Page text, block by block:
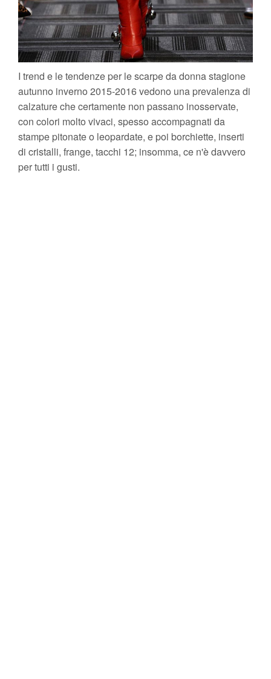
I trend e le tendenze per le scarpe da donna stagione
autunno inverno 2015-2016 vedono una prevalenza di
calzature che certamente non passano inosservate,
con colori molto vivaci, spesso accompagnati da
stampe pitonate o leopardate, e poi borchiette, inserti
di cristalli, frange, tacchi 12; insomma, ce n'è davvero
per tutti i gusti.